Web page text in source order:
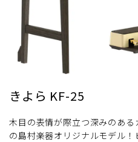
きよら KF-25
木目の表情が際立つ深みのある
の島村楽器オリジナルモデル！